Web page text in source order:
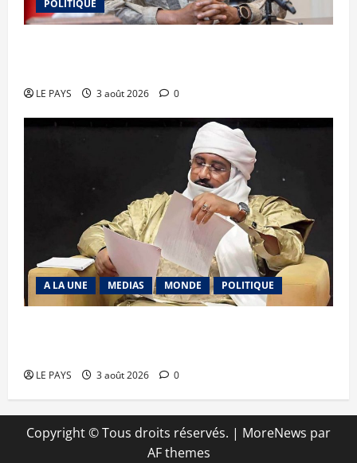
POLITIQUE
LE PAYS 3 août 2026 0
A LA UNE MEDIAS MONDE POLITIQUE
LE PAYS 3 août 2026 0
Copyright © Tous droits réservés. | MoreNews par
AF themes